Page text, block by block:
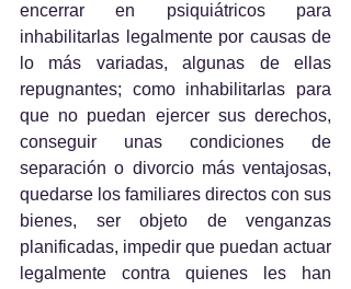
encerrar en psiquiátricos para
inhabilitarlas legalmente por causas de
lo más variadas, algunas de ellas
repugnantes; como inhabilitarlas para
que no puedan ejercer sus derechos,
conseguir unas condiciones de
separación o divorcio más ventajosas,
quedarse los familiares directos con sus
bienes, ser objeto de venganzas
planificadas, impedir que puedan actuar
legalmente contra quienes les han